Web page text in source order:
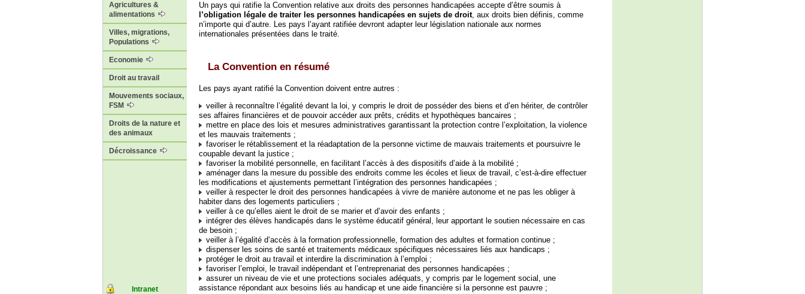
Agricultures &
alimentations
Villes, migrations,
Populations
Economie
Droit au travail
Mouvements sociaux,
FSM
Droits de la nature et
des animaux
Décroissance
Intranet
Un pays qui ratifie la Convention relative aux droits des personnes handicapées accepte d’être soumis à
l’obligation légale de traiter les personnes handicapées en sujets de droit, aux droits bien définis, comme
n’importe qui d’autre. Les pays l’ayant ratifiée devront adapter leur législation nationale aux normes
internationales présentées dans le traité.
La Convention en résumé
Les pays ayant ratifié la Convention doivent entre autres :
veiller à reconnaître l’égalité devant la loi, y compris le droit de posséder des biens et d’en hériter, de contrôler
ses affaires financières et de pouvoir accéder aux prêts, crédits et hypothèques bancaires ;
mettre en place des lois et mesures administratives garantissant la protection contre l’exploitation, la violence
et les mauvais traitements ;
favoriser le rétablissement et la réadaptation de la personne victime de mauvais traitements et poursuivre le
coupable devant la justice ;
favoriser la mobilité personnelle, en facilitant l’accès à des dispositifs d’aide à la mobilité ;
aménager dans la mesure du possible des endroits comme les écoles et lieux de travail, c’est-à-dire effectuer
les modifications et ajustements permettant l’intégration des personnes handicapées ;
veiller à respecter le droit des personnes handicapées à vivre de manière autonome et ne pas les obliger à
habiter dans des logements particuliers ;
veiller à ce qu’elles aient le droit de se marier et d’avoir des enfants ;
intégrer des élèves handicapés dans le système éducatif général, leur apportant le soutien nécessaire en cas
de besoin ;
veiller à l’égalité d’accès à la formation professionnelle, formation des adultes et formation continue ;
dispenser les soins de santé et traitements médicaux spécifiques nécessaires liés aux handicaps ;
protéger le droit au travail et interdire la discrimination à l’emploi ;
favoriser l’emploi, le travail indépendant et l’entreprenariat des personnes handicapées ;
assurer un niveau de vie et une protections sociales adéquats, y compris par le logement social, une
assistance répondant aux besoins liés au handicap et une aide financière si la personne est pauvre ;